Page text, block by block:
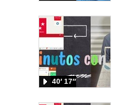
40′ 17″